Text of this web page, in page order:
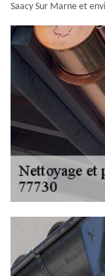
Saacy Sur Marne et